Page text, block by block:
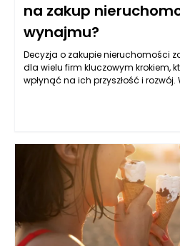
na zakup
wynajmu?
Decyzja o zakupie nieruchomości
dla wielu firm kluczowym krokiem,
wpłynąć na ich przyszłość i